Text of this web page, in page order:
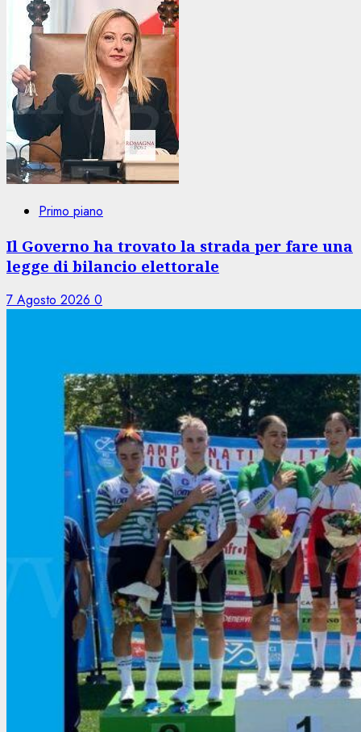
Primo piano
Il Governo ha trovato la strada per fare una
legge di bilancio elettorale
7 Agosto 2026 0